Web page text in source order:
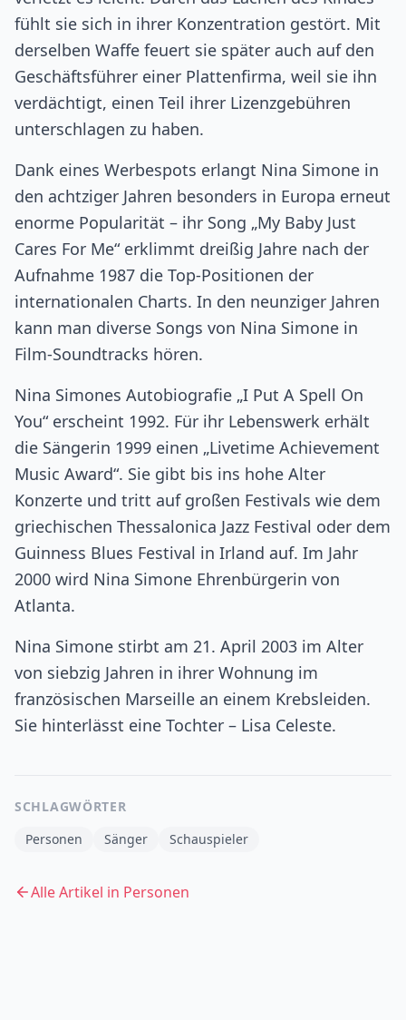
fühlt sie sich in ihrer Konzentration gestört. Mit
derselben Waffe feuert sie später auch auf den
Geschäftsführer einer Plattenfirma, weil sie ihn
verdächtigt, einen Teil ihrer Lizenzgebühren
unterschlagen zu haben.
Dank eines Werbespots erlangt Nina Simone in
den achtziger Jahren besonders in Europa erneut
enorme Popularität – ihr Song „My Baby Just
Cares For Me“ erklimmt dreißig Jahre nach der
Aufnahme 1987 die Top-Positionen der
internationalen Charts. In den neunziger Jahren
kann man diverse Songs von Nina Simone in
Film-Soundtracks hören.
Nina Simones Autobiografie „I Put A Spell On
You“ erscheint 1992. Für ihr Lebenswerk erhält
die Sängerin 1999 einen „Livetime Achievement
Music Award“. Sie gibt bis ins hohe Alter
Konzerte und tritt auf großen Festivals wie dem
griechischen Thessalonica Jazz Festival oder dem
Guinness Blues Festival in Irland auf. Im Jahr
2000 wird Nina Simone Ehrenbürgerin von
Atlanta.
Nina Simone stirbt am 21. April 2003 im Alter
von siebzig Jahren in ihrer Wohnung im
französischen Marseille an einem Krebsleiden.
Sie hinterlässt eine Tochter – Lisa Celeste.
SCHLAGWÖRTER
Personen
Sänger Schauspieler
Alle Artikel in Personen